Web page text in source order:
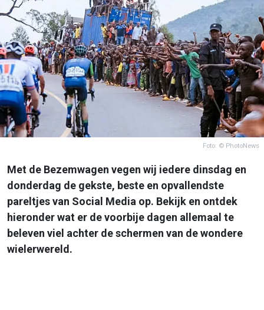
Foto: © PhotoNews
Met de Bezemwagen vegen wij iedere dinsdag en
donderdag de gekste, beste en opvallendste
pareltjes van Social Media op. Bekijk en ontdek
hieronder wat er de voorbije dagen allemaal te
beleven viel achter de schermen van de wondere
wielerwereld.